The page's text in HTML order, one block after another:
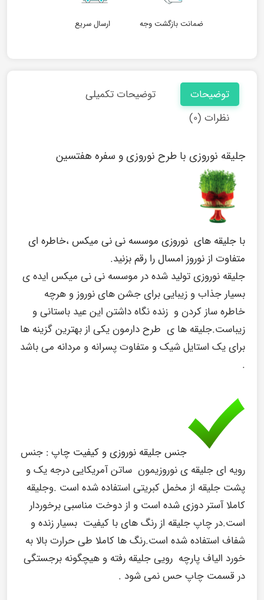
ضمانت بازگشت وجه ارسال سریع
توضیحات
توضیحات تکمیلی
نظرات (۰)
جلیقه نوروزی با طرح نوروزی و سفره هفتسین
با جلیقه های نوروزی موسسه نی نی میکس ،خاطره ای
متفاوت از نوروز امسال را رقم بزنید.
جلیقه نوروزی تولید شده در موسسه نی نی میکس ایده ی
بسیار جذاب و زیبایی برای جشن های نوروز و هرچه
خاطره ساز کردن و زنده نگاه داشتن این عید باستانی و
زیباست.جلیقه ها ی طرح دارمون یکی از بهترین گزینه ها
برای یک استایل شیک و متفاوت پسرانه و مردانه می باشد
.
جنس جلیقه نوروزی و کیفیت چاپ : جنس
رویه ای جلیقه ی نوروزیمون ساتن آمریکایی درجه یک و
پشت جلیقه از مخمل کبریتی استفاده شده است .وجلیقه
کاملا آستر دوزی شده است و از دوخت مناسبی برخوردار
است.در چاپ جلیقه از رنگ های با کیفیت بسیار زنده و
شفاف استفاده شده است.رنگ ها کاملا طی حرارت بالا به
خورد الیاف پارچه رویی جلیقه رفته و هیچگونه برجستگی
در قسمت چاپ حس نمی شود .